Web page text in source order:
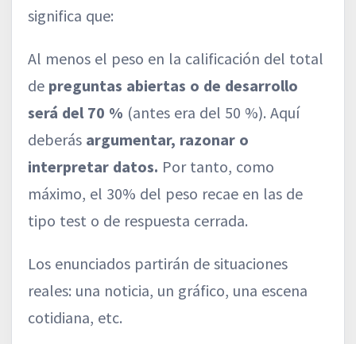
significa que:
Al menos el peso en la calificación del total
de preguntas abiertas o de desarrollo
será del 70 % (antes era del 50 %). Aquí
deberás argumentar, razonar o
interpretar datos. Por tanto, como
máximo, el 30% del peso recae en las de
tipo test o de respuesta cerrada.
Los enunciados partirán de situaciones
reales: una noticia, un gráfico, una escena
cotidiana, etc.